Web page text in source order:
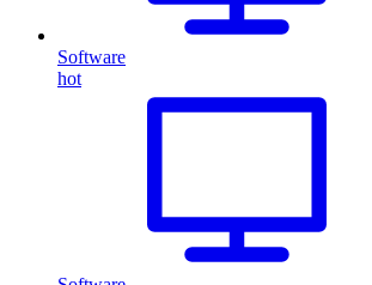
Software
hot